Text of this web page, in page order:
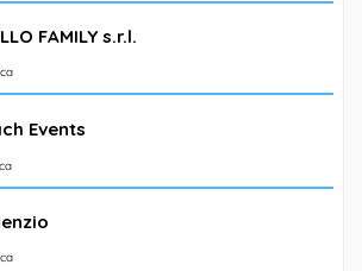
FAMILY s.r.l.
Events